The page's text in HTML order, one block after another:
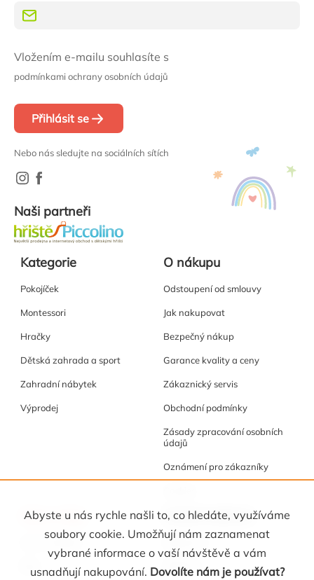
Abyste u nás rychle našli to, co hledáte, využíváme
soubory cookie. Umožňují nám zaznamenat
vybrané informace o vaší návštěvě a vám
usnadňují nakupování. Dovolíte nám je používat?
Vložením e-mailu souhlasíte s
podmínkami ochrany osobních údajů
Přihlásit se
Nebo nás sledujte na sociálních sítích
Naši partneři
Kategorie
Pokojíček
Montessori
Hračky
Dětská zahrada a sport
Zahradní nábytek
Výprodej
O nákupu
Odstoupení od smlouvy
Jak nakupovat
Bezpečný nákup
Garance kvality a ceny
Zákaznický servis
Obchodní podmínky
Zásady zpracování osobních
údajů
Oznámení pro zákazníky
Akce a tipy
Akční nabídka
Osobní kabinet
Registrace
Oblíbené